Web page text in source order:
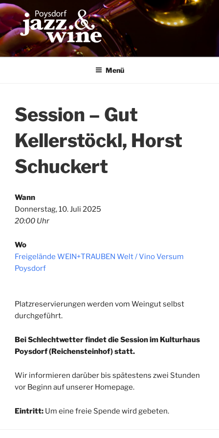
Zum
Inhalt
springen
Menü
Session – Gut
Kellerstöckl, Horst
Schuckert
Wann
Donnerstag, 10. Juli 2025
20:00 Uhr
Wo
Freigelände WEIN+TRAUBEN Welt / Vino Versum
Poysdorf
Platzreservierungen werden vom Weingut selbst
durchgeführt.
Bei Schlechtwetter findet die Session im Kulturhaus
Poysdorf (Reichensteinhof) statt.
Wir informieren darüber bis spätestens zwei Stunden
vor Beginn auf unserer Homepage.
Eintritt: Um eine freie Spende wird gebeten.